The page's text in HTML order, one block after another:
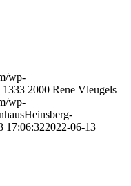
wp-
1333 2000 Rene Vleugels
wp-
17:06:322022-06-13